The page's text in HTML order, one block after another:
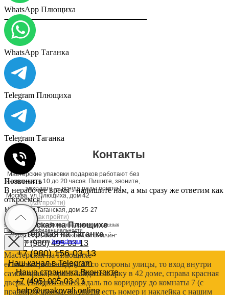
Контакты
Мастерские упаковки подарков работают без
выходных, с 10 до 20 часов. Пишите, звоните,
заходите — всегда рады помочь!
Москва, ул.Плющиха, дом 42
(как пройти)
Москва, ул.Таганская, дом 25-27
(как пройти)
Мастерская на Плющихе
Мастерская на Таганке
+7 (980) 495-03-13
+7 (980) 156-03-13
Наш канал в Telegram
Наша страничка Вконтакте
+7 (495) 005-03-13
help@upakovali.online
Согласие на обработку персональных данных
Политика конфиденциальности
© 2021-2025, ООО "УПАКОВАЛИ ОНЛАЙН"
Сайт разработала bogachevas
WhatsApp Плющиха
WhatsApp Таганка
Telegram Плющиха
Telegram Таганка
Позвонить
В нерабочее время - напишите нам, а мы сразу же ответим как
откроемся!
Мастерская на Плющихе
если смотреть на дом 42 со стороны улицы, то вход внутри
самой правой арки. Зайдите в арку в 42 доме, справа красная
дверь. Войдите в неё, вдаль по коридору до комнаты 7 (с
правой стороны). На двери есть номер и наклейка с нашим